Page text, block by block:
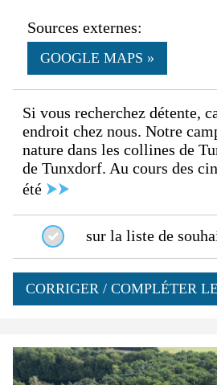
Sources externes:
GOOGLE MAPS »
Si vous recherchez détente,
endroit chez nous. Notre
nature dans les collines de
de Tunxdorf. Au cours des
été ⮞⮞
sur la liste de
CORRIGER / COMPLÉTER